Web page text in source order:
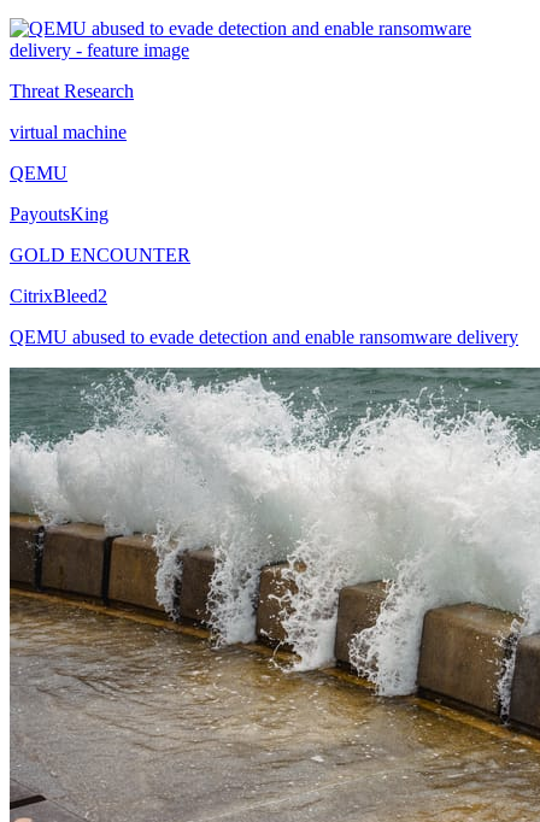
Threat Research
virtual machine
QEMU
PayoutsKing
GOLD ENCOUNTER
CitrixBleed2
QEMU abused to evade detection and enable ransomware delivery